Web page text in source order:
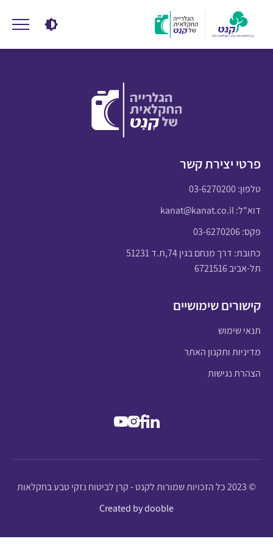
פרטי יצירת קשר
טלפון:03-6270200
דוא"ל:kanat@kanat.co.il
פקס: 03-6270206
כתובת: דרך מנחם בגין 74,ת.ד 51231
תל-אביב 6721516
קישורים שימושיים
תנאי שימוש
מדיניות ותקנון האתר
הצהרת נגישות
© 2023 כל הזכויות שמורות לקנט - קרן לביטוח נזקי טבע בחקלאות
Created by dooble